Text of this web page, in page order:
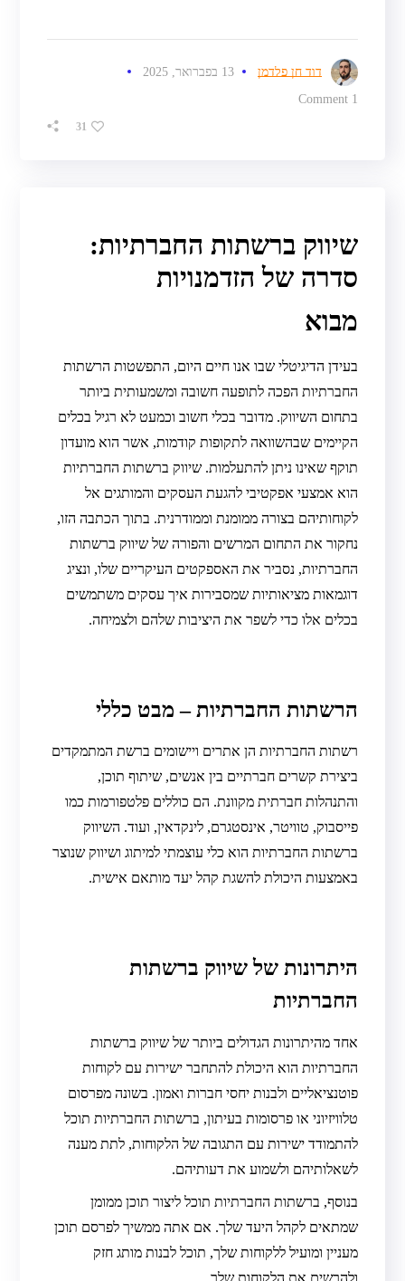
דוד חן פלדמן
13 בפברואר, 2025
1 Comment
31
שיווק ברשתות החברתיות:
סדרה של הזדמנויות
מבוא
בעידן הדיגיטלי שבו אנו חיים היום, התפשטות הרשתות
החברתיות הפכה לתופעה חשובה ומשמעותית ביותר
בתחום השיווק. מדובר בכלי חשוב וכמעט לא רגיל בכלים
הקיימים שבהשוואה לתקופות קודמות, אשר הוא מועדון
תוקף שאינו ניתן להתעלמות. שיווק ברשתות החברתיות
הוא אמצעי אפקטיבי להגעת העסקים והמותגים אל
לקוחותיהם בצורה ממומנת וממודרנית. בתוך הכתבה הזו,
נחקור את התחום המרשים והפורה של שיווק ברשתות
החברתיות, נסביר את האספקטים העיקריים שלו, ונציג
דוגמאות מציאותיות שמסבירות איך עסקים משתמשים
בכלים אלו כדי לשפר את היציבות שלהם ולצמיחה.
הרשתות החברתיות – מבט כללי
רשתות החברתיות הן אתרים ויישומים ברשת המתמקדים
ביצירת קשרים חברתיים בין אנשים, שיתוף תוכן,
והתנהלות חברתית מקוונת. הם כוללים פלטפורמות כמו
פייסבוק, טוויטר, אינסטגרם, לינקדאין, ועוד. השיווק
ברשתות החברתיות הוא כלי עוצמתי למיתוג ושיווק שנוצר
באמצעות היכולת להשגת קהל יעד מותאם אישית.
היתרונות של שיווק ברשתות
החברתיות
אחד מהיתרונות הגדולים ביותר של שיווק ברשתות
החברתיות הוא היכולת להתחבר ישירות עם לקוחות
פוטנציאליים ולבנות יחסי חברות ואמון. בשונה מפרסום
טלוויזיוני או פרסומות בעיתון, ברשתות החברתיות תוכל
להתמודד ישירות עם התגובה של הלקוחות, לתת מענה
לשאלותיהם ולשמוע את דעותיהם.
בנוסף, ברשתות החברתיות תוכל ליצור תוכן ממומן
שמתאים לקהל היעד שלך. אם אתה ממשיך לפרסם תוכן
מעניין ומועיל ללקוחות שלך, תוכל לבנות מותג חזק
ולהרשים את הלקוחות שלך.